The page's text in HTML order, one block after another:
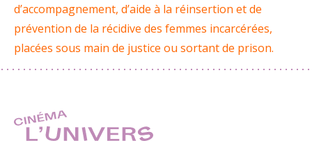
d’accompagnement, d’aide à la réinsertion et de
prévention de la récidive des femmes incarcérées,
placées sous main de justice ou sortant de prison.